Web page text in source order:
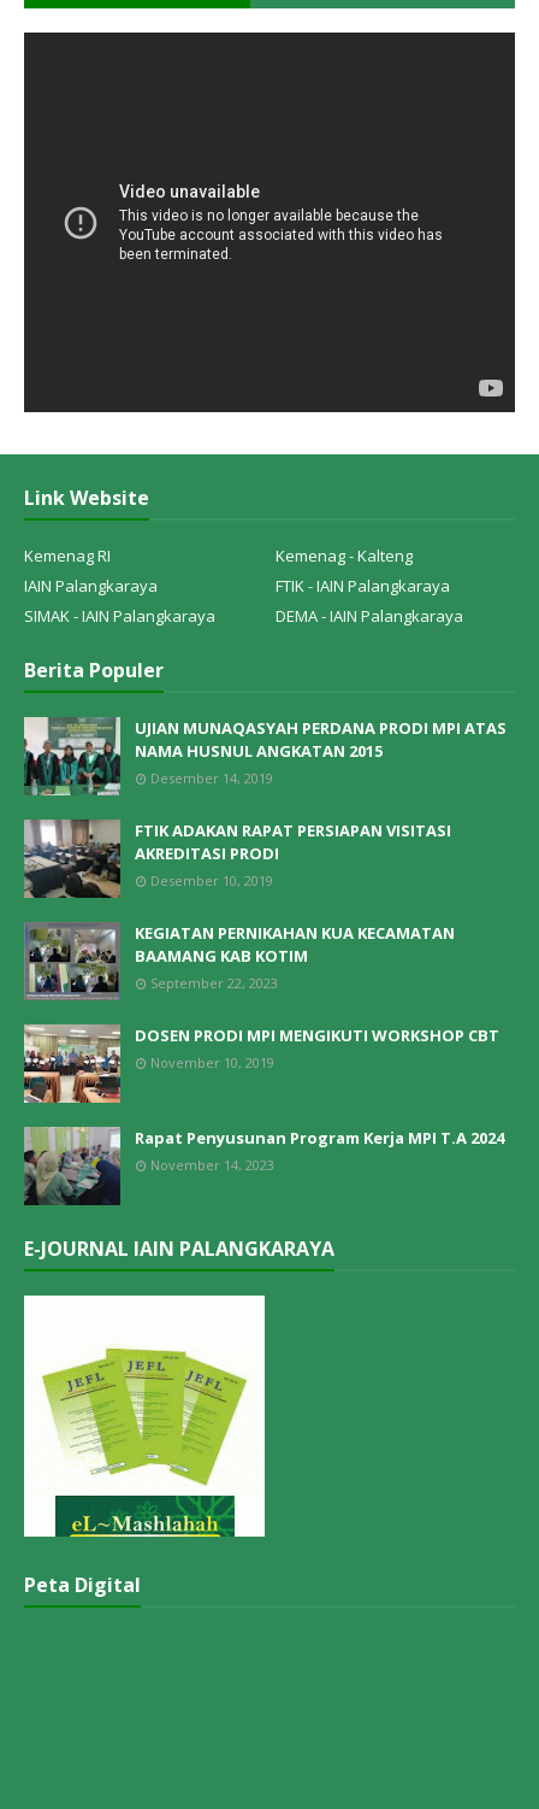
Link Website
Kemenag RI
Kemenag - Kalteng
IAIN Palangkaraya
FTIK - IAIN Palangkaraya
SIMAK - IAIN Palangkaraya
DEMA - IAIN Palangkaraya
Berita Populer
UJIAN MUNAQASYAH PERDANA PRODI MPI ATAS
NAMA HUSNUL ANGKATAN 2015
Desember 14, 2019
FTIK ADAKAN RAPAT PERSIAPAN VISITASI
AKREDITASI PRODI
Desember 10, 2019
KEGIATAN PERNIKAHAN KUA KECAMATAN
BAAMANG KAB KOTIM
September 22, 2023
DOSEN PRODI MPI MENGIKUTI WORKSHOP CBT
November 10, 2019
Rapat Penyusunan Program Kerja MPI T.A 2024
November 14, 2023
E-JOURNAL IAIN PALANGKARAYA
Peta Digital